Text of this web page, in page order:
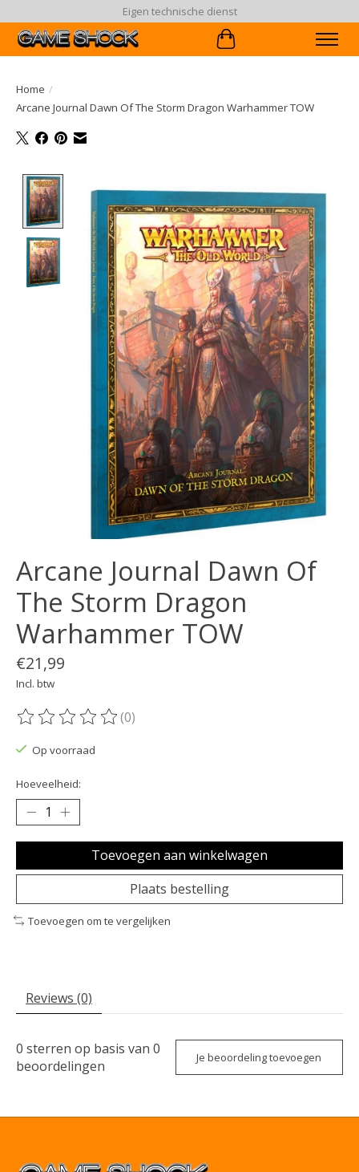
Eigen technische dienst
Winkelwagen
Home /
Arcane Journal Dawn Of The Storm Dragon Warhammer TOW
Arcane Journal Dawn Of
The Storm Dragon
Warhammer TOW
€21,99
Incl. btw
De beoordeling van dit product is
(0)
Op voorraad
Hoeveelheid:
Toevoegen aan winkelwagen
Plaats bestelling
Toevoegen om te vergelijken
Reviews (0)
0 sterren op basis van 0
beoordelingen
Je beoordeling toevoegen